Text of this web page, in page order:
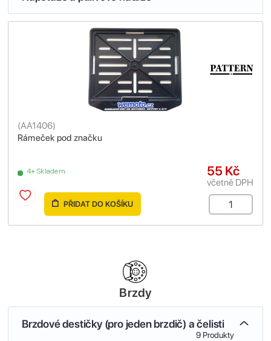
Rámeček pod značku
(AA1406)
4+ Skladem 55 Kč
včetně DPH
PŘIDAT DO KOŠÍKU
Brzdy
Brzdové destičky (pro jeden brzdič) a čelisti
9 Produkty